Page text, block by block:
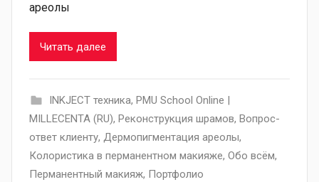
ареолы
Читать далее
INKJECT техника, PMU School Online |
MILLECENTA (RU), Pеконструкция шрамов, Вопрос-
ответ клиенту, Дермопигментация ареолы,
Колористика в перманентном макияже, Обо всём,
Перманентный макияж, Портфолио